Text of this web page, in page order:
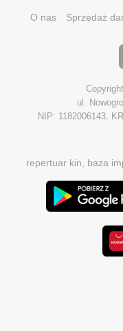
O nas Sprzedaż
ul.
NIP: 1182006143,
repertuar kin, baza